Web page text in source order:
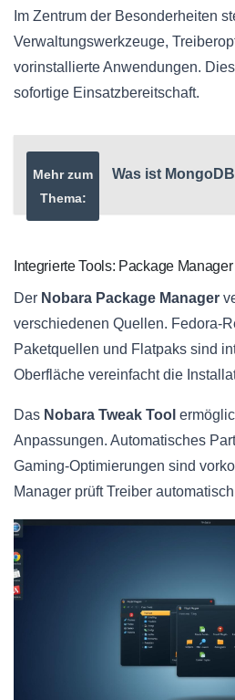
Im Zentrum der Besonderheiten
Verwaltungswerkzeuge,
vorinstallierte Anwendungen.
sofortige Einsatzbereitschaft.
Mehr zum
Thema:
Was ist
Integrierte Tools: Package
Der Nobara Package Manager
verschiedenen Quellen. Fedora-
Paketquellen und Flatpaks sind
Oberfläche vereinfacht die
Das Nobara Tweak Tool
Anpassungen. Automatisches
Gaming-Optimierungen sind
Manager prüft Treiber